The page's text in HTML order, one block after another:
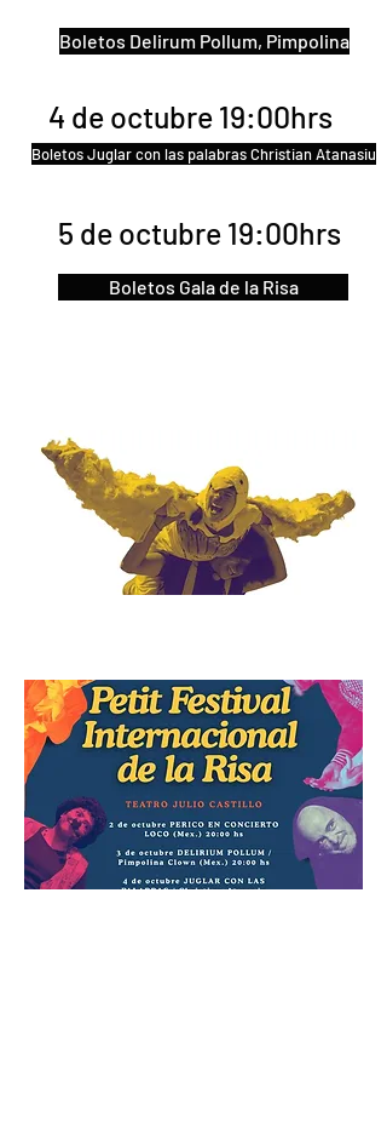
Boletos Delirum Pollum, Pimpolina
4 de octubre 19:00hrs
Boletos Juglar con las palabras Christian Atanasiu
5 de octubre 19:00hrs
Boletos Gala de la Risa